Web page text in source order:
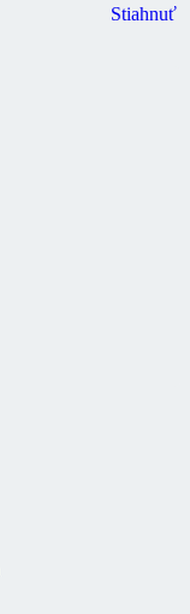
Stiahnuť